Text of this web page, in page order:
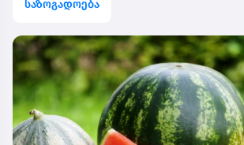
საზოგადოება